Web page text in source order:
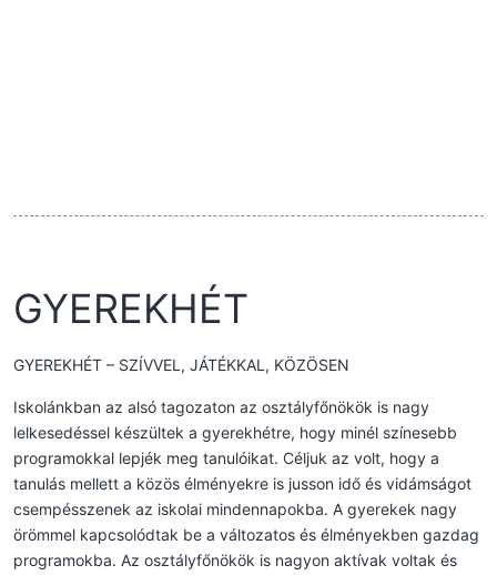
GYEREKHÉT
GYEREKHÉT – SZÍVVEL, JÁTÉKKAL, KÖZÖSEN
Iskolánkban az alsó tagozaton az osztályfőnökök is nagy
lelkesedéssel készültek a gyerekhétre, hogy minél színesebb
programokkal lepjék meg tanulóikat. Céljuk az volt, hogy a
tanulás mellett a közös élményekre is jusson idő és vidámságot
csempésszenek az iskolai mindennapokba. A gyerekek nagy
örömmel kapcsolódtak be a változatos és élményekben gazdag
programokba. Az osztályfőnökök is nagyon aktívak voltak és